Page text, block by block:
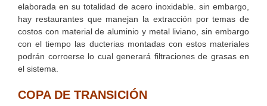
elaborada en su totalidad de acero inoxidable. sin embargo,
hay restaurantes que manejan la extracción por temas de
costos con material de aluminio y metal liviano, sin embargo
con el tiempo las ducterias montadas con estos materiales
podrán corroerse lo cual generará filtraciones de grasas en
el sistema.
COPA DE TRANSICIÓN